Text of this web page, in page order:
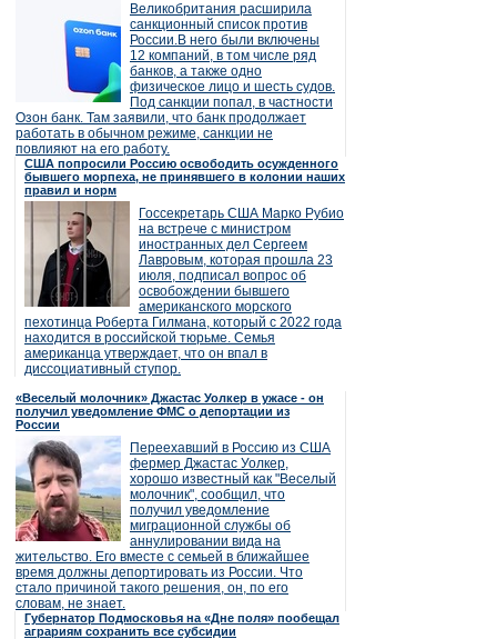
Великобритания расширила
санкционный список против
России.В него были включены
12 компаний, в том числе ряд
банков, а также одно
физическое лицо и шесть судов.
Под санкции попал, в частности
Озон банк. Там заявили, что банк продолжает
работать в обычном режиме, санкции не
повлияют на его работу.
США попросили Россию освободить осужденного
бывшего морпеха, не принявшего в колонии наших
правил и норм
Госсекретарь США Марко Рубио
на встрече с министром
иностранных дел Сергеем
Лавровым, которая прошла 23
июля, подписал вопрос об
освобождении бывшего
американского морского
пехотинца Роберта Гилмана, который с 2022 года
находится в российской тюрьме. Семья
американца утверждает, что он впал в
диссоциативный ступор.
«Веселый молочник» Джастас Уолкер в ужасе - он
получил уведомление ФМС о депортации из
России
Переехавший в Россию из США
фермер Джастас Уолкер,
хорошо известный как "Веселый
молочник", сообщил, что
получил уведомление
миграционной службы об
аннулировании вида на
жительство. Его вместе с семьей в ближайшее
время должны депортировать из России. Что
стало причиной такого решения, он, по его
словам, не знает.
Губернатор Подмосковья на «Дне поля» пообещал
аграриям сохранить все субсидии